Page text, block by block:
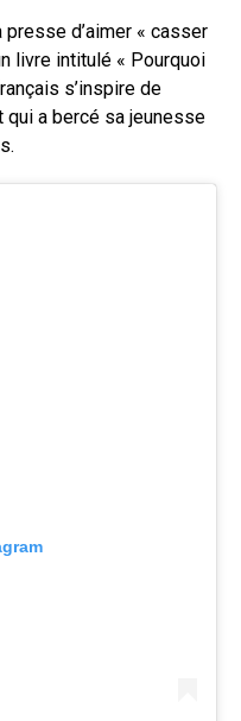
d’aimer « casser
livre intitulé « Pourquoi
s’inspire de
qui a bercé sa jeunesse